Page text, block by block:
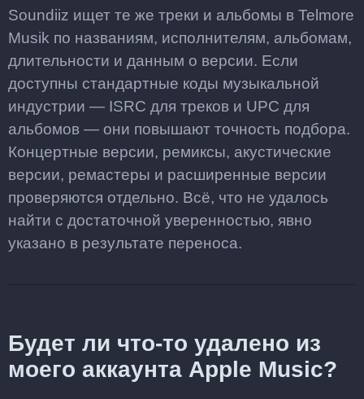
Soundiiz ищет те же треки и альбомы в Telmore
Musik по названиям, исполнителям, альбомам,
длительности и данным о версии. Если
доступны стандартные коды музыкальной
индустрии — ISRC для треков и UPC для
альбомов — они повышают точность подбора.
Концертные версии, ремиксы, акустические
версии, ремастеры и расширенные версии
проверяются отдельно. Всё, что не удалось
найти с достаточной уверенностью, явно
указано в результате переноса.
Будет ли что-то удалено из
моего аккаунта Apple Music?